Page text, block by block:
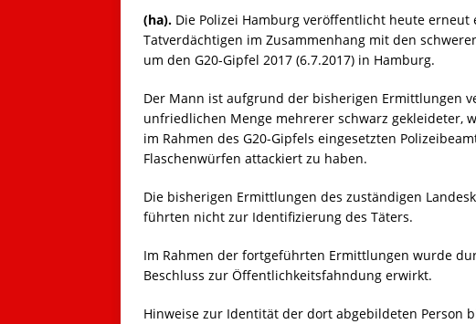
(ha). Die Polizei Hamburg veröffentlicht heute
Tatverdächtigen im Zusammenhang mit den
um den G20-Gipfel 2017 (6.7.2017) in Hamburg.
Der Mann ist aufgrund der bisherigen Ermittlungen
unfriedlichen Menge mehrerer schwarz gekleideter,
im Rahmen des G20-Gipfels eingesetzten
Flaschenwürfen attackiert zu haben.
Die bisherigen Ermittlungen des zuständigen
führten nicht zur Identifizierung des Täters.
Im Rahmen der fortgeführten Ermittlungen wurde
Beschluss zur Öffentlichkeitsfahndung erwirkt.
Hinweise zur Identität der dort abgebildeten Person